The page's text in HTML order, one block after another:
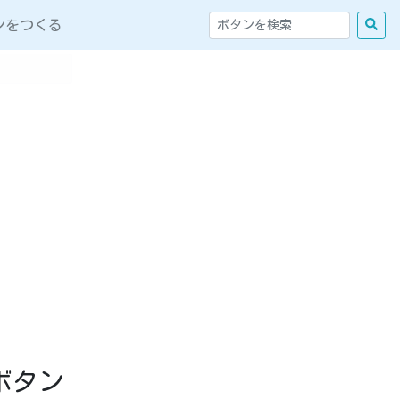
つくる
タン